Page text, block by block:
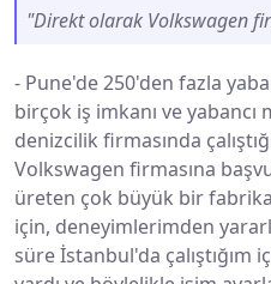
"Direkt olarak Volkswagen
- Pune'de 250'den fazla
birçok iş imkanı ve yabancı
denizcilik firmasında
Volkswagen firmasına
üreten çok büyük bir
için, deneyimlerimden
süre İstanbul'da